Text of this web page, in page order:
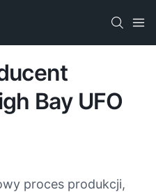
Bay UFO
proces produkcji,